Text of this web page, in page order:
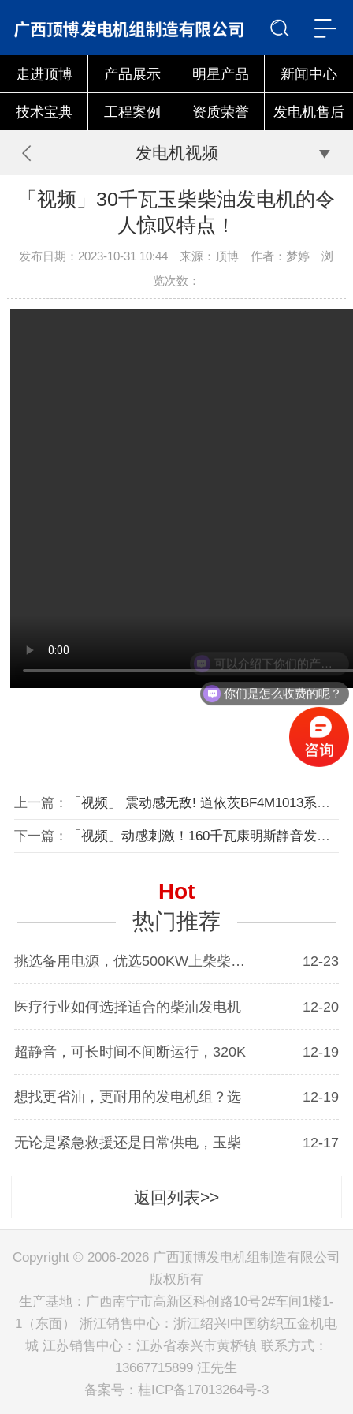
走进顶博 产品展示 明星产品 新闻中心
技术宝典 工程案例 资质荣誉 发电机售后
发电机视频
「视频」30千瓦玉柴柴油发电机的令
人惊叹特点！
发布日期：2023-10-31 10:44 来源：顶博 作者：梦婷 浏
览次数：
上一篇： 「视频」 震动感无敌! 道依茨BF4M1013系列柴油发动机的性能特点
下一篇： 「视频」动感刺激！160千瓦康明斯静音发电机组惊喜出口至墨西哥！
Hot
热门推荐
挑选备用电源，优选500KW上柴柴油发电 12-23
医疗行业如何选择适合的柴油发电机 12-20
超静音，可长时间不间断运行，320K 12-19
想找更省油，更耐用的发电机组？选 12-19
无论是紧急救援还是日常供电，玉柴 12-17
返回列表>>
Copyright © 2006-2026 广西顶博发电机组制造有限公司
版权所有
生产基地：广西南宁市高新区科创路10号2#车间1楼1-
1（东面） 浙江销售中心：浙江绍兴l中国纺织五金机电
城 江苏销售中心：江苏省泰兴市黄桥镇 联系方式：
13667715899 汪先生
备案号： 桂ICP备17013264号-3
你们是怎么收费的呢？